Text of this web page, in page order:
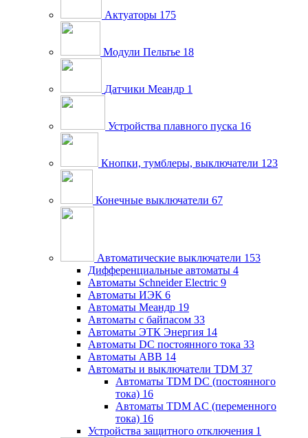
Актуаторы 175
Модули Пельтье 18
Датчики Меандр 1
Устройства плавного пуска 16
Кнопки, тумблеры, выключатели 123
Конечные выключатели 67
Автоматические выключатели 153
Дифференциальные автоматы 4
Автоматы Schneider Electric 9
Автоматы ИЭК 6
Автоматы Меандр 19
Автоматы с байпасом 33
Автоматы ЭТК Энергия 14
Автоматы DC постоянного тока 33
Автоматы ABB 14
Автоматы и выключатели TDM 37
Автоматы TDM DC (постоянного
тока) 16
Автоматы TDM AC (переменного
тока) 16
Устройства защитного отключения 1